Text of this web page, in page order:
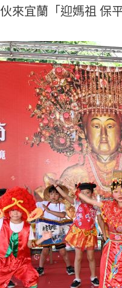
來宜蘭「迎媽祖 保